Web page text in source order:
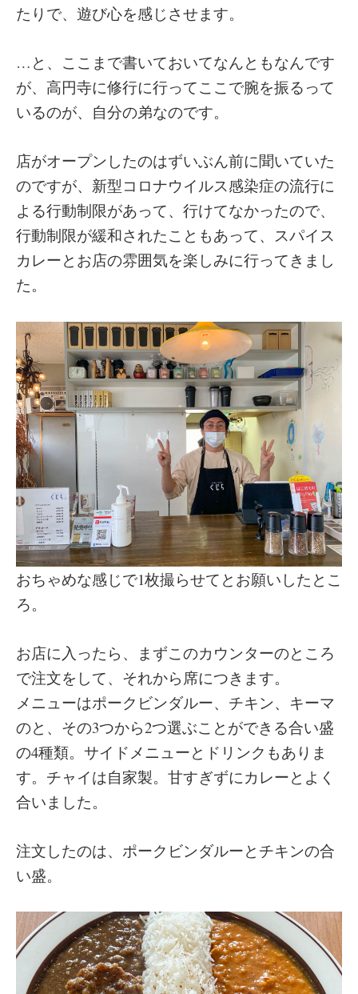
たりで、遊び心を感じさせます。
…と、ここまで書いておいてなんともなんです
が、高円寺に修行に行ってここで腕を振るって
いるのが、自分の弟なのです。
店がオープンしたのはずいぶん前に聞いていた
のですが、新型コロナウイルス感染症の流行に
よる行動制限があって、行けてなかったので、
行動制限が緩和されたこともあって、スパイス
カレーとお店の雰囲気を楽しみに行ってきまし
た。
おちゃめな感じで1枚撮らせてとお願いしたとこ
ろ。
お店に入ったら、まずこのカウンターのところ
で注文をして、それから席につきます。
メニューはポークビンダルー、チキン、キーマ
のと、その3つから2つ選ぶことができる合い盛
の4種類。サイドメニューとドリンクもありま
す。チャイは自家製。甘すぎずにカレーとよく
合いました。
注文したのは、ポークビンダルーとチキンの合
い盛。